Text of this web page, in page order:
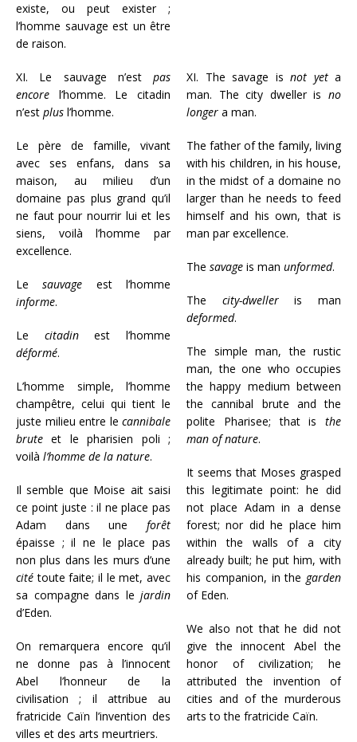
existe, ou peut exister ;
l’homme sauvage est un être
de raison.
XI. Le sauvage n’est pas
encore l’homme. Le citadin
n’est plus l’homme.
Le père de famille, vivant
avec ses enfans, dans sa
maison, au milieu d’un
domaine pas plus grand qu’il
ne faut pour nourrir lui et les
siens, voilà l’homme par
excellence.
Lesauvage est l’homme
informe.
Le citadinest l’homme
déformé.
L’homme simple, l’homme
champêtre, celui qui tient le
juste milieu entre le cannibale
brute et le pharisien poli ;
voilà l’homme de la nature.
Il semble que Moise ait saisi
ce point juste : il ne place pas
Adam dans une forêt
épaisse ; il ne le place pas
non plus dans les murs d’une
cité toute faite; il le met, avec
sa compagne dans le jardin
d’Eden.
On remarquera encore qu’il
ne donne pas à l’innocent
Abel l’honneur de la
civilisation ; il attribue au
fratricide Caïn l’invention des
villes et des arts meurtriers.
XI. The savage is not yeta
man. The city dweller is no
longer a man.
The father of the family, living
with his children, in his house,
in the midst of a domaine no
larger than he needs to feed
himself and his own, that is
man par excellence.
The savage is man unformed.
The city-dwelleris man
deformed.
The simple man, the rustic
man, the one who occupies
the happy medium between
the cannibal brute and the
polite Pharisee; that is the
man of nature.
It seems that Moses grasped
this legitimate point: he did
not place Adam in a dense
forest; nor did he place him
within the walls of a city
already built; he put him, with
his companion, in the garden
of Eden.
We also not that he did not
give the innocent Abel the
honor of civilization; he
attributed the invention of
cities and of the murderous
arts to the fratricide Caïn.